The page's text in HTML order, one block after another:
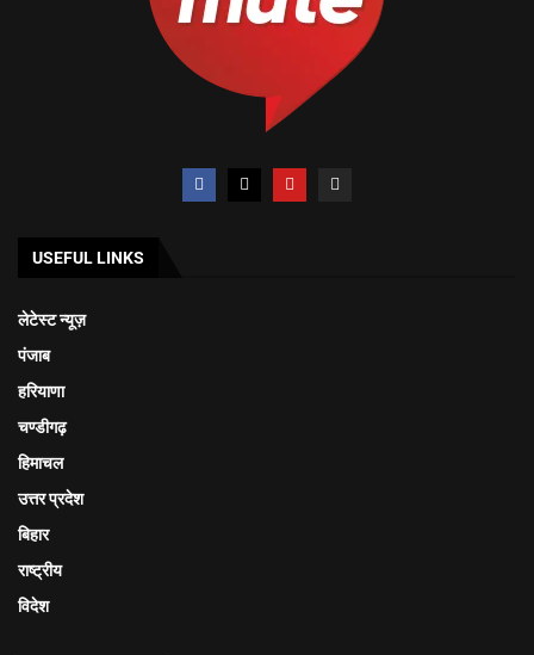
USEFUL LINKS
लेटेस्ट न्यूज़
पंजाब
हरियाणा
चण्डीगढ़
हिमाचल
उत्तर प्रदेश
बिहार
राष्ट्रीय
विदेश